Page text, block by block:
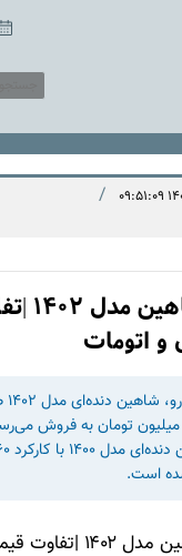
/
قیمت
اتومات
هفتم اردیبهشت ۷۵۰ میلیون تومان به
است.